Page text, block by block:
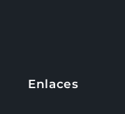
Enlaces